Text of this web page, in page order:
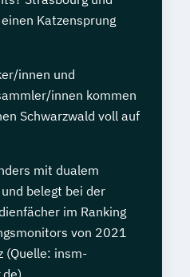
Katzensprung
innen und
innen kommen
Schwarzwald voll auf
mit dualem
belegt bei der
im Ranking
von 2021
(Quelle: insm-